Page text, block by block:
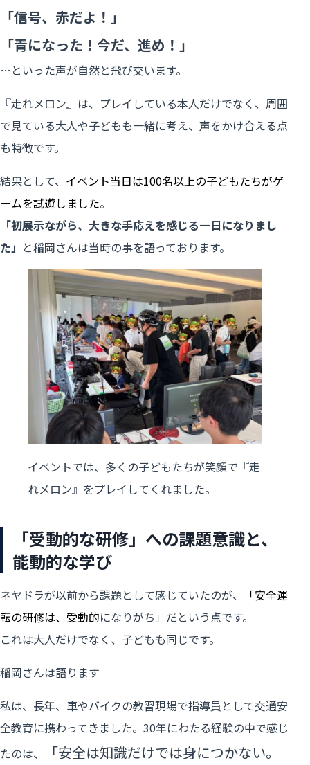
「信号、赤だよ！」
「青になった！今だ、進め！」
…といった声が自然と飛び交います。
『走れメロン』は、プレイしている本人だけでなく、周囲
で見ている大人や子どもも一緒に考え、声をかけ合える点
も特徴です。
結果として、 イベント当日は100名以上の子どもたちがゲ
ームを試遊しました。
「初展示ながら、大きな手応えを感じる一日になりまし
た」 と稲岡さんは当時の事を語っております。
イベントでは、多くの子どもたちが笑顔で『走
れメロン』をプレイしてくれました。
「受動的な研修」への課題意識と、
能動的な学び
ネヤドラが以前から課題として感じていたのが、
「安全運
転の研修は、受動的になりがち」 だという点です。
これは大人だけでなく、子どもも同じです。
稲岡さんは語ります
私は、長年、車やバイクの教習現場で指導員として交通安
全教育に携わってきました。30年にわたる経験の中で感じ
たのは、
「安全は知識だけでは身につかない。